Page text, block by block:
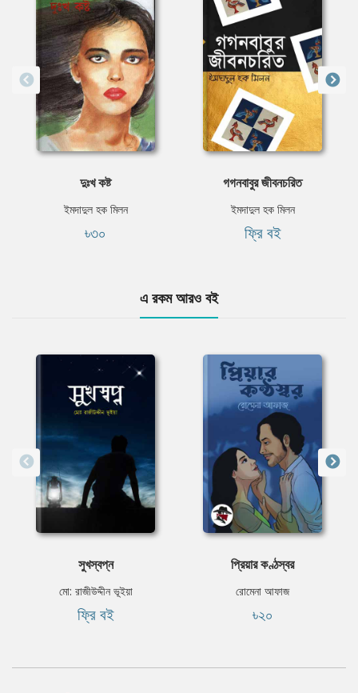
দুঃখ কষ্ট
ইমদাদুল হক মিলন
৳৩০
গগনবাবুর জীবনচরিত
ইমদাদুল হক মিলন
ফ্রি বই
এ রকম আরও বই
সুখস্বপ্ন
মো: রাজীউদ্দীন ভূইয়া
ফ্রি বই
প্রিয়ার কণ্ঠস্বর
রোমেনা আফাজ
৳২০